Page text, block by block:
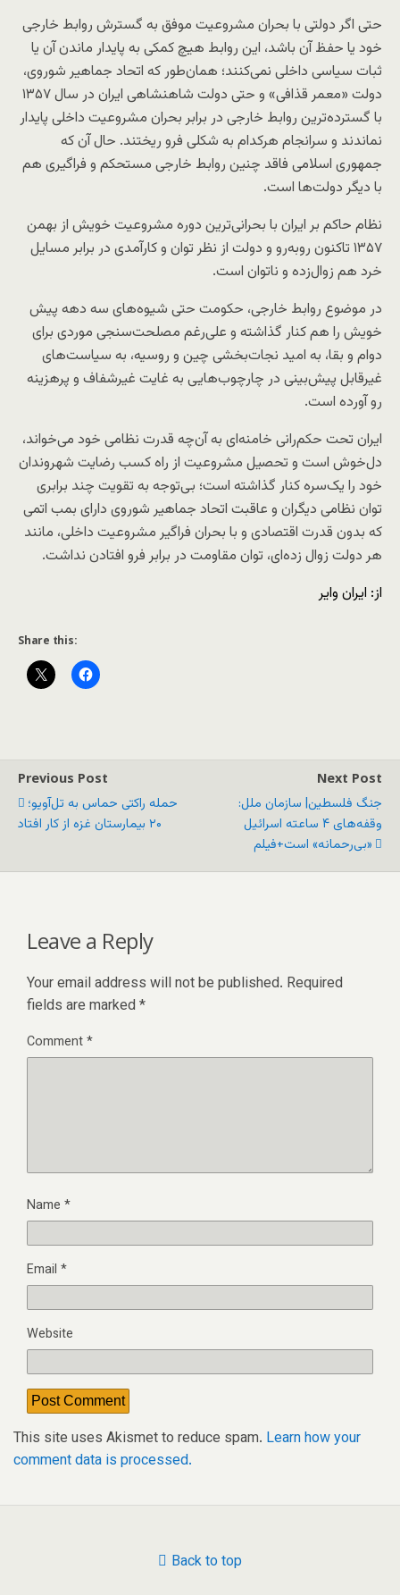
حتی اگر دولتی با بحران مشروعیت موفق به گسترش روابط خارجی
خود یا حفظ آن باشد، این روابط هیچ کمکی به پایدار ماندن آن یا
ثبات سیاسی داخلی نمی‌کنند؛ همان‌طور که اتحاد جماهیر شوروی،
دولت «معمر قذافی» و حتی دولت شاهنشاهی ایران در سال ۱۳۵۷
با گسترده‌ترین روابط خارجی در برابر بحران مشروعیت داخلی پایدار
نماندند و سرانجام هرکدام به شکلی فرو ریختند. حال آن که
جمهوری اسلامی فاقد چنین روابط خارجی مستحکم و فراگیری هم
با دیگر دولت‌ها است.
نظام حاکم بر ایران با بحرانی‌ترین دوره مشروعیت خویش از بهمن
۱۳۵۷ تاکنون روبه‌رو و دولت از نظر توان و کارآمدی در برابر مسایل
خرد هم زوال‌زده و ناتوان است.
در موضوع روابط خارجی، حکومت حتی شیوه‌های سه دهه پیش
خویش را هم کنار گذاشته و علی‌رغم مصلحت‌سنجی موردی برای
دوام و بقا، به امید نجات‌بخشی چین و روسیه، به سیاست‌های
غیرقابل پیش‌بینی در چارچوب‌هایی به غایت غیرشفاف و پرهزینه
رو آورده است.
ایران تحت حکم‌رانی خامنه‌ای به آن‌چه قدرت نظامی خود می‌خواند،
دل‌خوش است و تحصیل مشروعیت از راه کسب رضایت شهروندان
خود را یک‌سره کنار گذاشته است؛ بی‌توجه به تقویت چند برابری
توان نظامی دیگران و عاقبت اتحاد جماهیر شوروی دارای بمب اتمی
که بدون قدرت اقتصادی و با بحران فراگیر مشروعیت داخلی، مانند
هر دولت زوال زده‌ای، توان مقاومت در برابر فرو افتادن نداشت.
از: ایران وایر
Share this:
Previous Post
حمله راکتی حماس به تل‌آویو؛
۲۰ بیمارستان غزه از کار افتاد
Next Post
جنگ فلسطین| سازمان ملل:
وقفه‌های ۴ ساعته اسرائیل
«بی‌رحمانه» است+فیلم
Leave a Reply
Your email address will not be published. Required
fields are marked *
Comment*
Name *
Email *
Website
This site uses Akismet to reduce spam. Learn how your
comment data is processed.
Back to top